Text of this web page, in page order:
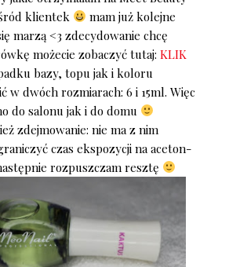
klientek
mam już kolejne
marzą <3 zdecydowanie chcę
możecie zobaczyć tutaj: KLIK
bazy, topu jak i koloru
w dwóch rozmiarach: 6 i 15ml. Więc
do salonu jak i do domu
zdejmowanie: nie ma z nim
czas ekspozycji na aceton-
rozpuszczam resztę